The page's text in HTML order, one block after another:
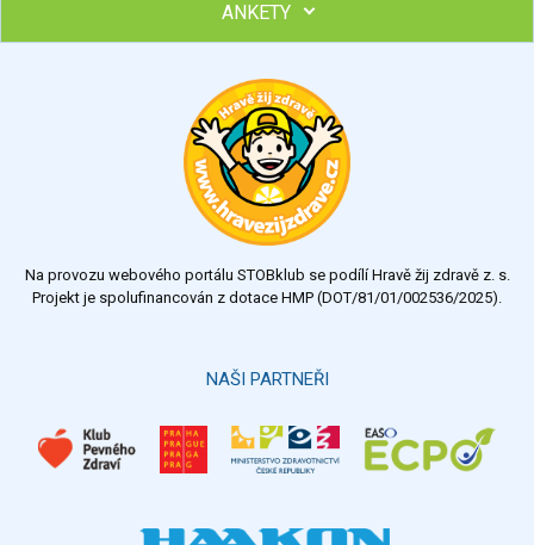
Hubněte s podporou lektorky a skupiny v kurzech STOBu
Chcete poradit s hubnutím? Najděte si odborníka STOBu ve
ANKETY
Výsledky Všechny ankety
Na provozu webového portálu STOBklub se podílí Hravě žij zdravě z. s.
Projekt je spolufinancován z dotace HMP (DOT/81/01/002536/2025).
NAŠI PARTNEŘI